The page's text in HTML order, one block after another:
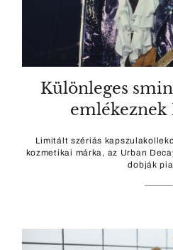
Különleges
Limitált szériás
kozmetikai márka, az Urban
dobják